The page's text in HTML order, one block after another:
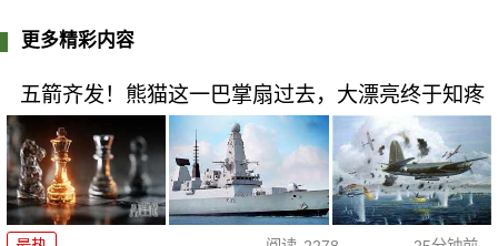
更多精彩内容
五箭齐发！熊猫这一巴掌扇过去，大漂亮终于知疼